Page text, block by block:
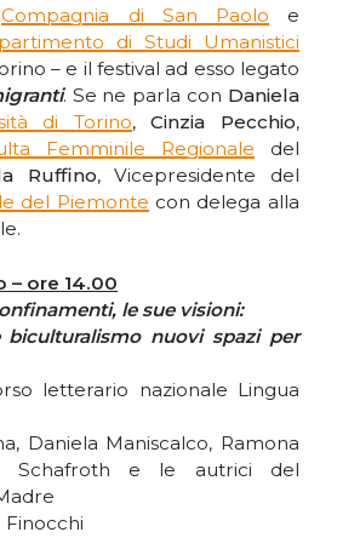
Compagnia di San Paolo e
di Studi Umanistici
– e il festival ad esso legato
. Se ne parla con Daniela
di Torino,Cinzia Pecchio,
Femminile Regionale del
Ruffino, Vicepresidente del
del Piemonte con delega alla
– ore 14.00
le sue visioni:
biculturalismo nuovi spazi per
letterario nazionale Lingua
Daniela Maniscalco, Ramona
Schafroth e le autrici del
Finocchi